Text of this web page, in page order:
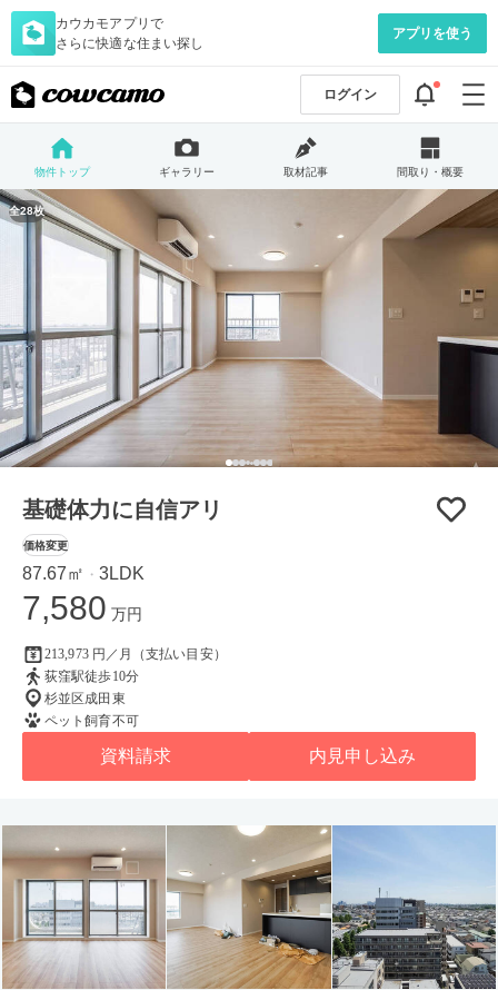
カウカモアプリで
さらに快適な住まい探し
アプリを使う
ログイン
物件トップ ギャラリー 取材記事 間取り・概要
全28枚
基礎体力に自信アリ
価格変更
87.67㎡ ・ 3LDK
7,580 万円
213,973 円／月（支払い目安）
荻窪駅徒歩10分
杉並区成田東
ペット飼育不可
資料請求 内見申し込み